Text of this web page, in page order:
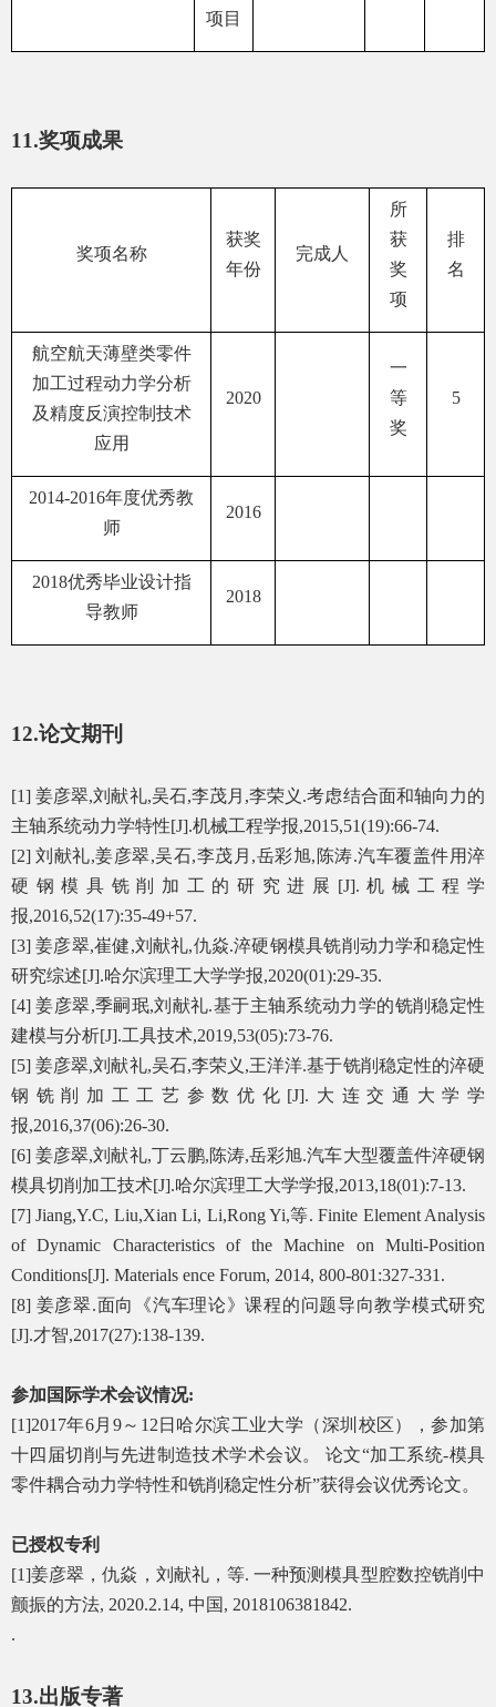
项目
11.奖项成果
奖项名称
获奖
年份
完成人
所
获
奖
项
排
名
航空航天薄壁类零件
加工过程动力学分析
及精度反演控制技术
应用
2020
一
等
奖
5
2014-2016年度优秀教
师
2016
2018优秀毕业设计指
导教师
2018
12.论文期刊
[1]姜彦翠,刘献礼,吴石,李茂月 ,李荣义 .考虑结合面和轴向力的
主轴系统动力学特性[J].机械工程学报,2015,51(19):66-74.
[2]刘献礼,姜彦翠,吴石,李茂月 ,岳彩旭, 陈涛.汽车覆盖件用淬
硬钢模具铣削加工的研究进展 [J]. 机械工程学
报,2016,52(17):35-49+57.
[3]姜彦翠,崔健,刘献礼,仇焱.淬硬钢模具铣削动力学和稳定性
研究综述[J].哈尔滨理工大学学报,2020(01):29-35.
[4]姜彦翠,季嗣珉,刘献礼.基于主轴系统动力学的铣削稳定性
建模与分析[J].工具技术,2019,53(05):73-76.
[5]姜彦翠,刘献礼,吴石,李荣义 ,王洋洋.基于铣削稳定性的淬硬
钢铣削加工工艺参数优化 [J]. 大连交通大学学
报,2016,37(06):26-30.
[6]姜彦翠,刘献礼,丁云鹏,陈涛,岳彩旭.汽车大型覆盖件淬硬钢
模具切削加工技术[J].哈尔滨理工大学学报,2013,18(01):7-13.
[7] Jiang,Y.C, Liu,Xian Li, Li,Rong Yi,等. Finite Element Analysis
of Dynamic Characteristics of the Machine on Multi-Position
Conditions[J]. Materials ence Forum, 2014, 800-801:327-331.
[8] 姜彦翠.面向《汽车理论》课程的问题导向教学模式研究
[J].才智,2017(27):138-139.
参加国际学术会议情况:
[1]2017年6月 9～ 12日哈尔滨工业大学（深圳校区），参加第
十四届切削与先进制造技术学术会议。 论文“加工系统-模具
零件耦合动力学特性和铣削稳定性分析”获得会议优秀论文。
已授权专利
[1]姜彦翠，仇焱，刘献礼，等.一种预测模具型腔数控铣削中
颤振的方法, 2020.2.14, 中国 , 2018106381842.
.
13.出版专著